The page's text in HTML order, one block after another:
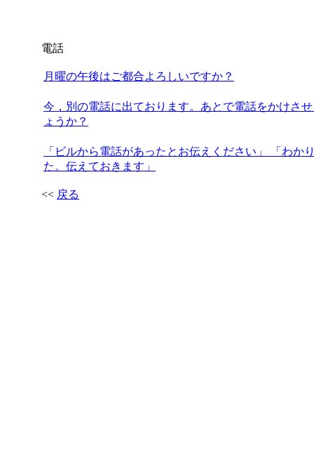
電話
月曜の午後はご都合よろしいですか？
今，別の電話に出ております。あとで電話をかけさ
ょうか？
「ビルから電話があったとお伝えください」 「わか
た。伝えておきます」
<< 戻る